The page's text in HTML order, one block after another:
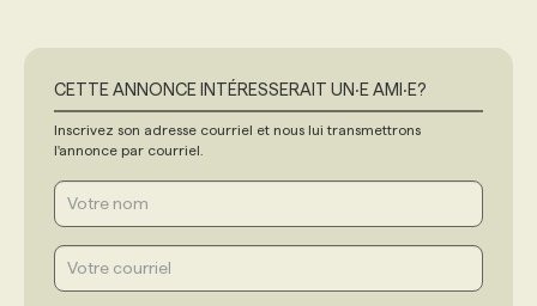
CETTE ANNONCE INTÉRESSERAIT UN‧E AMI‧E?
Inscrivez son adresse courriel et nous lui transmettrons
l'annonce par courriel.